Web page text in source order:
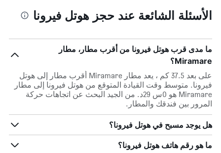
الأسئلة الشائعة عند حجز هوتل فيرونا
ما مدى قرب هوتل فيرونا من أقرب مطار، مطار
Miramare؟
على بعد 37.5 كم ، يعد مطار Miramare أقرب مطار إلى هوتل
فيرونا. متوسط وقت القيادة المتوقع من هوتل فيرونا إلى مطار
Miramare هو 0س 29د. من الجيد البحث عن اتجاهات حركة
المرور بين فندقك والمطار.
هل يوجد مسبح في هوتل فيرونا؟
ما هو رقم هاتف هوتل فيرونا؟